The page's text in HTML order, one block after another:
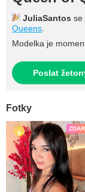
JuliaSantos se
Queens
Modelka je
Poslat
Fotky